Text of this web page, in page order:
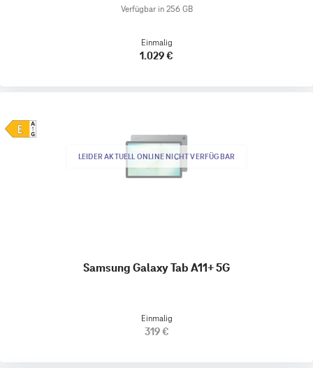
Verfügbar in 256 GB
Einmalig
1.029 €
LEIDER AKTUELL ONLINE NICHT VERFÜGBAR
Samsung Galaxy Tab A11+ 5G
Einmalig
319 €